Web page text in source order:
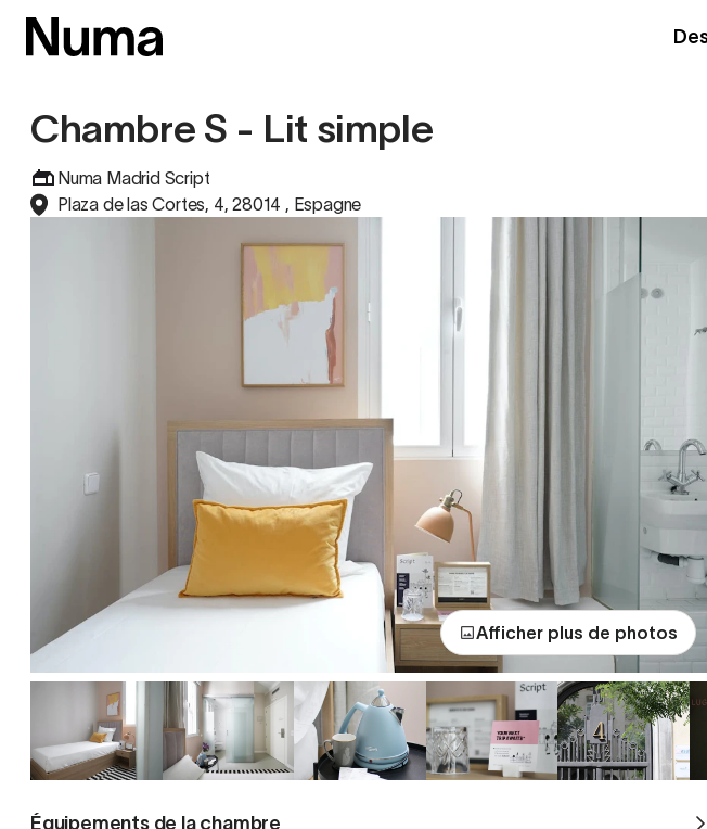
Chambre S - Lit simple
Numa Madrid Script
Plaza de las Cortes, 4, 28014 , Espagne
Afficher plus de photos
Équipements de la chambre